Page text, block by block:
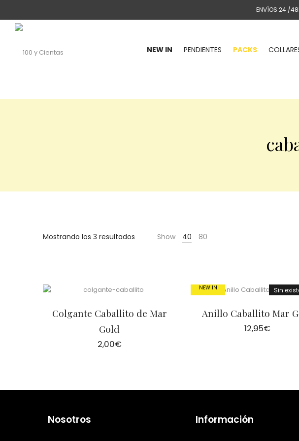
ENVÍOS 24 /
NEW IN PENDIENTES PACKS
Mostrando los 3 resultados Ordenado
Show 40 80
Colgante Caballito de Mar
Gold
2,00€
Sin
NEW IN
Anillo Caballito Mar
12,95€
Nosotros Información